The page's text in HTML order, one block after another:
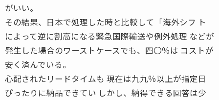
がいい。
その結果、日本で処理した時と比較して「海外シフ ト
によって逆に割高になる緊急国際輸送や例外処理 などが
発生した場合のワーストケースでも、四〇％は コストが
安く済んでいる。
心配されたリードタイムも 現在は九九％以上が指定日
ぴったりに納品できてい しかし、納得できる回答は少